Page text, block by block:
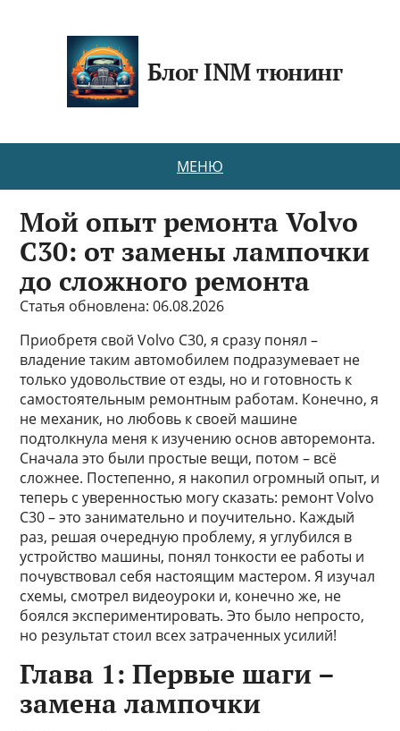
Блог INM тюнинг
МЕНЮ
Мой опыт ремонта Volvo
C30: от замены лампочки
до сложного ремонта
Статья обновлена: 06.08.2026
Приобретя свой Volvo C30, я сразу понял –
владение таким автомобилем подразумевает не
только удовольствие от езды, но и готовность к
самостоятельным ремонтным работам. Конечно, я
не механик, но любовь к своей машине
подтолкнула меня к изучению основ авторемонта.
Сначала это были простые вещи, потом – всё
сложнее. Постепенно, я накопил огромный опыт, и
теперь с уверенностью могу сказать: ремонт Volvo
C30 – это занимательно и поучительно. Каждый
раз, решая очередную проблему, я углубился в
устройство машины, понял тонкости ее работы и
почувствовал себя настоящим мастером. Я изучал
схемы, смотрел видеоуроки и, конечно же, не
боялся экспериментировать. Это было непросто,
но результат стоил всех затраченных усилий!
Глава 1: Первые шаги –
замена лампочки